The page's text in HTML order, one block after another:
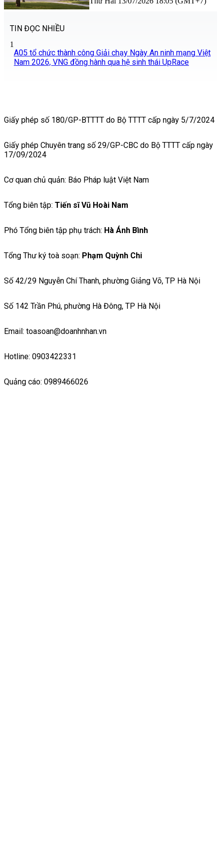
TIN ĐỌC NHIỀU
1
A05 tổ chức thành công Giải chạy Ngày An ninh mạng Việt
Nam 2026, VNG đồng hành qua hệ sinh thái UpRace
Giấy phép số 180/GP-BTTTT do Bộ TTTT cấp ngày 5/7/2024
Giấy phép Chuyên trang số 29/GP-CBC do Bộ TTTT cấp ngày
17/09/2024
Cơ quan chủ quản: Báo Pháp luật Việt Nam
Tổng biên tập: Tiến sĩ Vũ Hoài Nam
Phó Tổng biên tập phụ trách: Hà Ánh Bình
Tổng Thư ký toà soạn: Phạm Quỳnh Chi
Số 42/29 Nguyễn Chí Thanh, phường Giảng Võ, TP Hà Nội
Số 142 Trần Phú, phường Hà Đông, TP Hà Nội
Email: toasoan@doanhnhan.vn
Hotline: 0903422331
Quảng cáo: 0989466026